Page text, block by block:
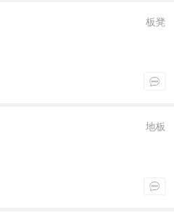
板凳
地板